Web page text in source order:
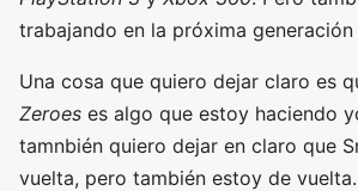
trabajando en la próxima
Una cosa que quiero dejar claro es
Zeroes es algo que estoy haciendo
tamnbién quiero dejar en claro que
vuelta, pero también estoy de vuelta.